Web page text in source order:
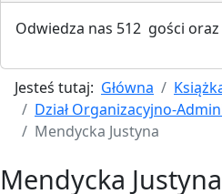
Odwiedza nas 512 gości
Jesteś tutaj: Główna
Dział Organizacyjno-
Mendycka Justyna
Mendycka Justyna